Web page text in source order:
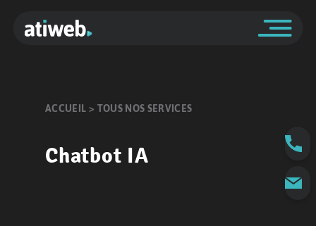
ACCUEIL > TOUS NOS SERVICES
Chatbot IA